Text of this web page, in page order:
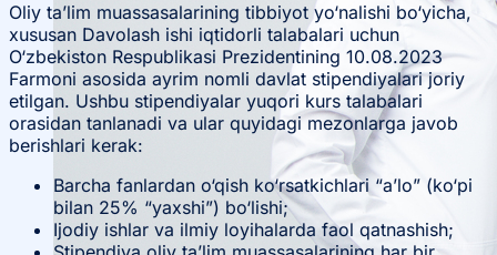
Ilmiy konferensiyalar
Oliy ta’lim muassasalarining tibbiyot yo‘nalishi bo‘yicha,
xususan Davolash ishi iqtidorli talabalari uchun
O‘zbekiston Respublikasi Prezidentining 10.08.2023
Farmoni asosida ayrim nomli davlat stipendiyalari joriy
etilgan. Ushbu stipendiyalar yuqori kurs talabalari
orasidan tanlanadi va ular quyidagi mezonlarga javob
berishlari kerak:
Barcha fanlardan o‘qish ko‘rsatkichlari “a’lo” (ko‘pi
bilan 25% “yaxshi”) bo‘lishi;
Ijodiy ishlar va ilmiy loyihalarda faol qatnashish;